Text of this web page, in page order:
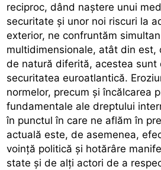
reciproc, dând naștere unui
securitate și unor noi riscuri la
exterior, ne confruntăm
multidimensionale, atât din est,
de natură diferită, acestea sunt
securitatea euroatlantică.
normelor, precum și încălcarea
fundamentale ale dreptului
în punctul în care ne aflăm în
actuală este, de asemenea,
voință politică și hotărâre
state și de alți actori de a